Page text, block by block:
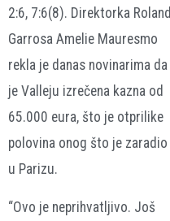
2:6, 7:6(8). Direktorka Roland
Garrosa Amelie Mauresmo
rekla je danas novinarima da
je Valleju izrečena kazna od
65.000 eura, što je otprilike
polovina onog što je zaradio
u Parizu.
“Ovo je neprihvatljivo. Još